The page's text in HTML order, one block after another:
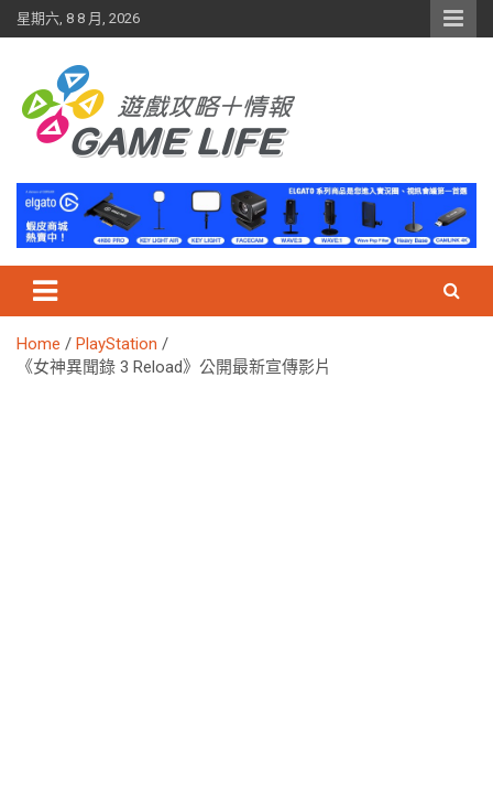
Skip
to
星期六, 8 8 月, 2026
Home
PlayStation
《女神異聞錄 3 Reload》公開最新宣傳影片